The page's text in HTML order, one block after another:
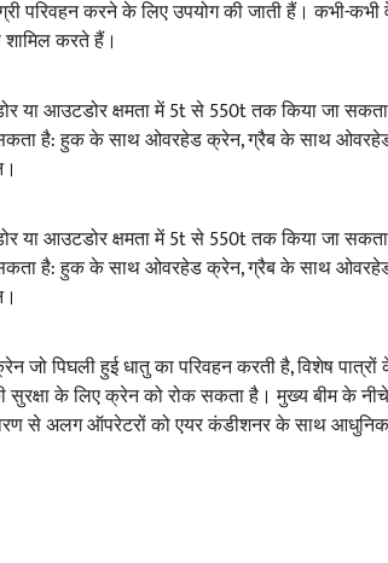
परिवहन करने के लिए उपयोग की जाती हैं। कभी-
करते हैं।
या आउटडोर क्षमता में 5t से 550t तक किया जा
सकता है: हुक के साथ ओवरहेड क्रेन, ग्रैब के साथ
या आउटडोर क्षमता में 5t से 550t तक किया जा
सकता है: हुक के साथ ओवरहेड क्रेन, ग्रैब के साथ
जो पिघली हुई धातु का परिवहन करती है, विशेष
के लिए क्रेन को रोक सकता है। मुख्य बीम के नीचे
से अलग ऑपरेटरों को एयर कंडीशनर के साथ